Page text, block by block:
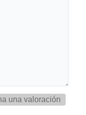
una valoración